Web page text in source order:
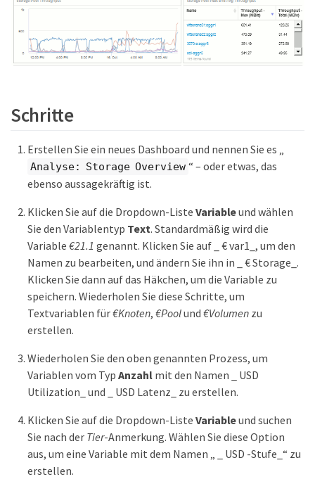
Schritte
Erstellen Sie ein neues Dashboard und nennen Sie es „
Analyse: Storage Overview “ – oder etwas, das
ebenso aussagekräftig ist.
Klicken Sie auf die Dropdown-Liste Variableund wählen
Sie den Variablentyp Text. Standardmäßig wird die
Variable €21.1 genannt. Klicken Sie auf _ € var1_, um den
Namen zu bearbeiten, und ändern Sie ihn in _ € Storage_.
Klicken Sie dann auf das Häkchen, um die Variable zu
speichern. Wiederholen Sie diese Schritte, um
Textvariablen für€Knoten, €Poolund €Volumen zu
erstellen.
Wiederholen Sie den oben genannten Prozess, um
Variablen vom Typ Anzahlmit den Namen _ USD
Utilization_ und _ USD Latenz_ zu erstellen.
Klicken Sie auf die Dropdown-Liste Variableund suchen
Sie nach der Tier-Anmerkung. Wählen Sie diese Option
aus, um eine Variable mit dem Namen „ _ USD -Stufe_“ zu
erstellen.